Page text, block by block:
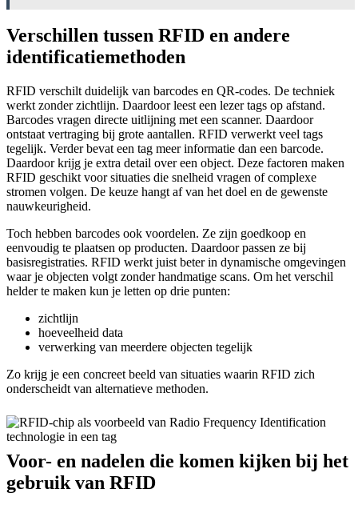
Verschillen tussen RFID en andere
identificatiemethoden
RFID verschilt duidelijk van barcodes en QR-codes. De techniek
werkt zonder zichtlijn. Daardoor leest een lezer tags op afstand.
Barcodes vragen directe uitlijning met een scanner. Daardoor
ontstaat vertraging bij grote aantallen. RFID verwerkt veel tags
tegelijk. Verder bevat een tag meer informatie dan een barcode.
Daardoor krijg je extra detail over een object. Deze factoren maken
RFID geschikt voor situaties die snelheid vragen of complexe
stromen volgen. De keuze hangt af van het doel en de gewenste
nauwkeurigheid.
Toch hebben barcodes ook voordelen. Ze zijn goedkoop en
eenvoudig te plaatsen op producten. Daardoor passen ze bij
basisregistraties. RFID werkt juist beter in dynamische omgevingen
waar je objecten volgt zonder handmatige scans. Om het verschil
helder te maken kun je letten op drie punten:
zichtlijn
hoeveelheid data
verwerking van meerdere objecten tegelijk
Zo krijg je een concreet beeld van situaties waarin RFID zich
onderscheidt van alternatieve methoden.
Voor- en nadelen die komen kijken bij het
gebruik van RFID